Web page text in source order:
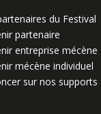
du Festival
partenaire
entreprise mécène
mécène individuel
sur nos supports